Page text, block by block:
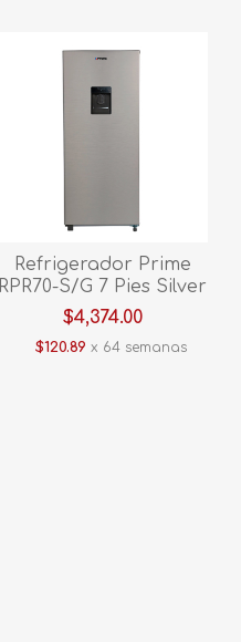
Refrigerador Prime
RPR70-S/G 7 Pies Silver
$4,374.00
$120.89 x 64 semanas